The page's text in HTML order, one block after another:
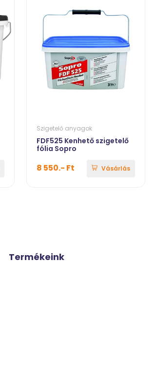
Szigetelő anyagok
FDF525 Kenhető szigetelő
fólia Sopro
8 550.- Ft Vásárlás
Termékeink